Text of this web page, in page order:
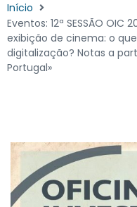
Início
Eventos: 12ª SESSÃO
exibição de cinema: o
digitalização? Notas a
Portugal»